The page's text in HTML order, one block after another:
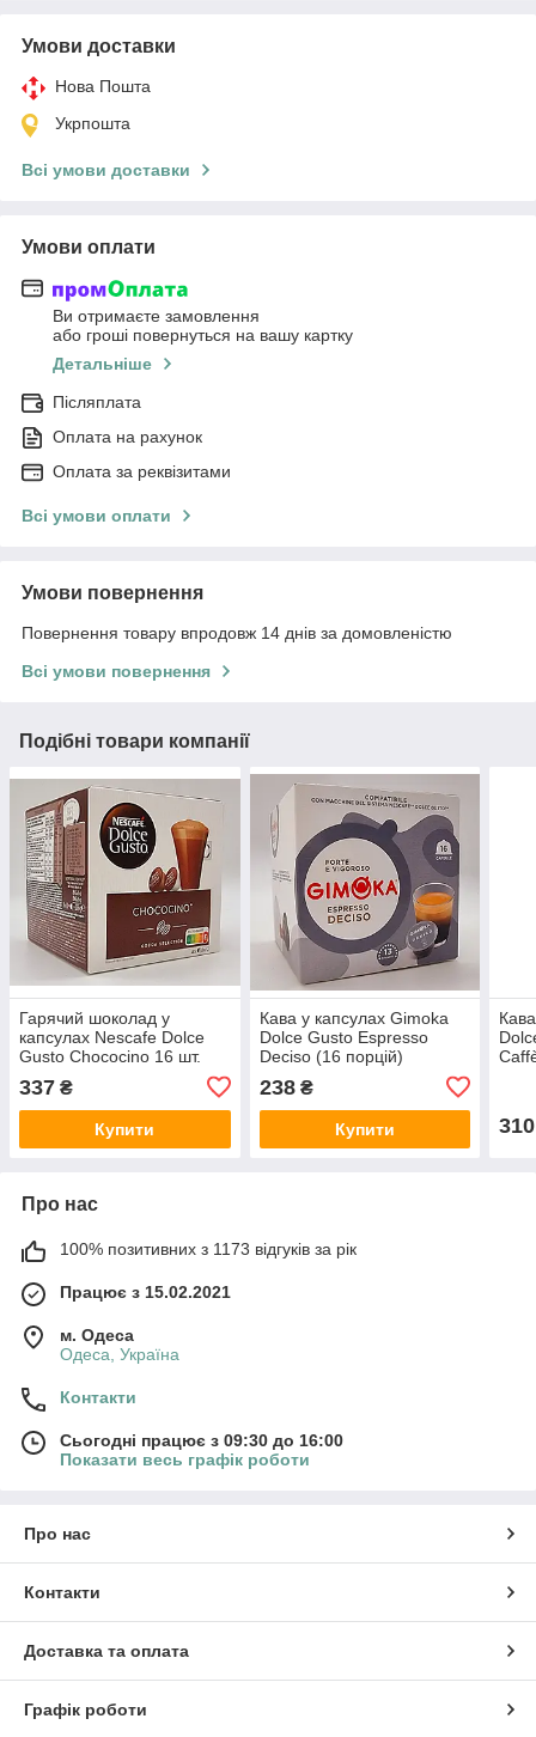
Умови доставки
Нова Пошта
Укрпошта
Всі умови доставки
Умови оплати
Ви отримаєте замовлення
або гроші повернуться на вашу картку
Детальніше
Післяплата
Оплата на рахунок
Оплата за реквізитами
Всі умови оплати
Умови повернення
Повернення товару впродовж 14 днів за домовленістю
Всі умови повернення
Подібні товари компанії
Гарячий шоколад у
капсулах Nescafe Dolce
Gusto Chococino 16 шт.
337 ₴
Купити
Кава у капсулах Gimoka
Dolce Gusto Espresso
Deciso (16 порцій)
238₴
Купити 310
Про нас
100% позитивних з 1173 відгуків за рік
Працює з 15.02.2021
м. Одеса
Одеса, Україна
Контакти
Сьогодні працює з 09:30 до 16:00
Показати весь графік роботи
Про нас
Контакти
Доставка та оплата
Графік роботи